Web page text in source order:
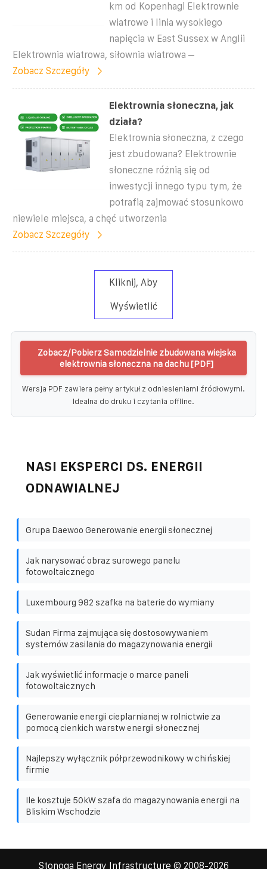
km od Kopenhagi Elektrownie
wiatrowe i linia wysokiego
napięcia w East Sussex w Anglii
Elektrownia wiatrowa, siłownia wiatrowa –
Zobacz Szczegóły
Elektrownia słoneczna, jak
działa?
Elektrownia słoneczna, z czego
jest zbudowana? Elektrownie
słoneczne różnią się od
inwestycji innego typu tym, że
potrafią zajmować stosunkowo
niewiele miejsca, a chęć utworzenia
Zobacz Szczegóły
Kliknij, Aby
Wyświetlić
Zobacz/Pobierz Samodzielnie zbudowana wiejska
elektrownia słoneczna na dachu [PDF]
Wersja PDF zawiera pełny artykuł z odniesieniami źródłowymi.
Idealna do druku i czytania offline.
NASI EKSPERCI DS. ENERGII
ODNAWIALNEJ
Grupa Daewoo Generowanie energii słonecznej
Jak narysować obraz surowego panelu
fotowoltaicznego
Luxembourg 982 szafka na baterie do wymiany
Sudan Firma zajmująca się dostosowywaniem
systemów zasilania do magazynowania energii
Jak wyświetlić informacje o marce paneli
fotowoltaicznych
Generowanie energii cieplarnianej w rolnictwie za
pomocą cienkich warstw energii słonecznej
Najlepszy wyłącznik półprzewodnikowy w chińskiej
firmie
Ile kosztuje 50kW szafa do magazynowania energii na
Bliskim Wschodzie
Stonoga Energy Infrastructure © 2008-2026